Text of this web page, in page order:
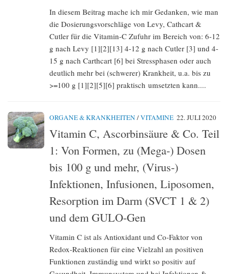
In diesem Beitrag mache ich mir Gedanken, wie man
die Dosierungsvorschläge von Levy, Cathcart &
Cutler für die Vitamin-C Zufuhr im Bereich von: 6-12
g nach Levy [1][2][13] 4-12 g nach Cutler [3] und 4-
15 g nach Carthcart [6] bei Stressphasen oder auch
deutlich mehr bei (schwerer) Krankheit, u.a. bis zu
>=100 g [1][2][5][6] praktisch umsetzten kann....
ORGANE & KRANKHEITEN /VITAMINE 22. JULI 2020
Vitamin C, Ascorbinsäure & Co. Teil
1: Von Formen, zu (Mega-) Dosen
bis 100 g und mehr, (Virus-)
Infektionen, Infusionen, Liposomen,
Resorption im Darm (SVCT 1 & 2)
und dem GULO-Gen
Vitamin C ist als Antioxidant und Co-Faktor von
Redox-Reaktionen für eine Vielzahl an positiven
Funktionen zuständig und wirkt so positiv auf